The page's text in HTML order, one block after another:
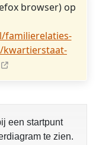
browser) op
familierelaties-
kwartierstaat-
een startpunt
te zien.